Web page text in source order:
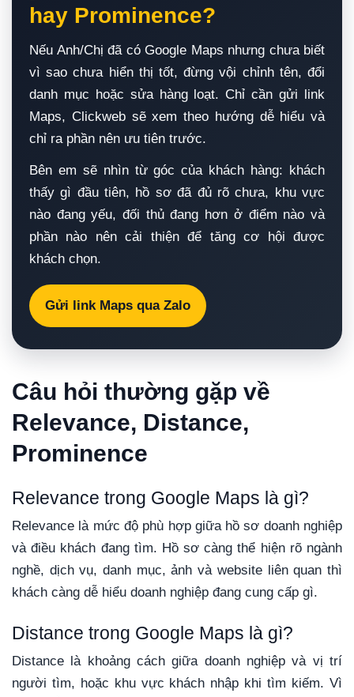
hay Prominence?
Nếu Anh/Chị đã có Google Maps nhưng chưa biết
vì sao chưa hiển thị tốt, đừng vội chỉnh tên, đổi
danh mục hoặc sửa hàng loạt. Chỉ cần gửi link
Maps, Clickweb sẽ xem theo hướng dễ hiểu và
chỉ ra phần nên ưu tiên trước.
Bên em sẽ nhìn từ góc của khách hàng: khách
thấy gì đầu tiên, hồ sơ đã đủ rõ chưa, khu vực
nào đang yếu, đối thủ đang hơn ở điểm nào và
phần nào nên cải thiện để tăng cơ hội được
khách chọn.
Gửi link Maps qua Zalo
Câu hỏi thường gặp về
Relevance, Distance,
Prominence
Relevance trong Google Maps là gì?
Relevance là mức độ phù hợp giữa hồ sơ doanh nghiệp
và điều khách đang tìm. Hồ sơ càng thể hiện rõ ngành
nghề, dịch vụ, danh mục, ảnh và website liên quan thì
khách càng dễ hiểu doanh nghiệp đang cung cấp gì.
Distance trong Google Maps là gì?
Distance là khoảng cách giữa doanh nghiệp và vị trí
người tìm, hoặc khu vực khách nhập khi tìm kiếm. Vì